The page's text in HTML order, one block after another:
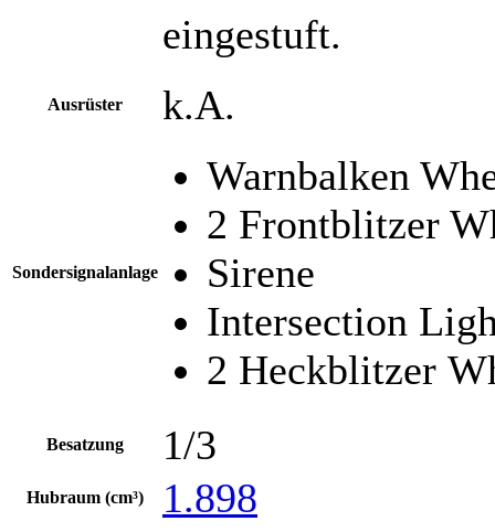
eingestuft.
Ausrüster k.A.
Sondersignalanlage
Warnbalken
2 Frontblitzer
Sirene
Intersection
2 Heckblitzer
Besatzung 1/3
Hubraum (cm³) 1.898